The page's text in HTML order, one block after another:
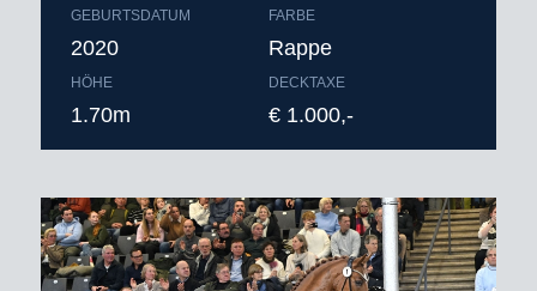
GEBURTSDATUM
2020
HÖHE
1.70m
FARBE
Rappe
DECKTAXE
€ 1.000,-